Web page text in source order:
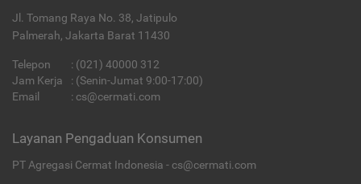
Jl. Tomang Raya No. 38, Jatipulo
Palmerah, Jakarta Barat 11430
Telepon : (021) 40000 312
Jam Kerja
: (Senin-Jumat 9:00-17:00)
Email
: cs@cermati.com
Layanan Pengaduan Konsumen
PT Agregasi Cermat Indonesia - cs@cermati.com